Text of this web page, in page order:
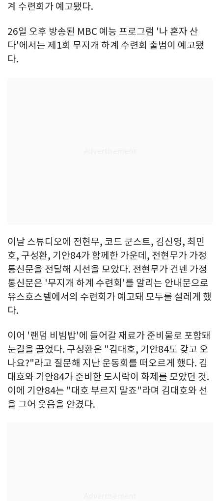
계 수련회가 예고됐다.
26일 오후 방송된 MBC 예능 프로그램 '나 혼자 산
다'에서는 제1회 무지개 하계 수련회 출범이 예고됐
다.
이날 스튜디오에 전현무, 코드 쿤스트, 김신영, 최민
호, 구성환, 기안84가 함께한 가운데, 전현무가 가정
통신문을 전달해 시선을 모았다. 전현무가 건넨 가정
통신문은 '무지개 하계 수련회'를 알리는 안내문으로
유스호스텔에서의 수련회가 예고돼 모두를 설레게 했
다.
이어 '랜덤 비빔밥'에 들어갈 재료가 준비물로 포함돼
눈길을 끌었다. 구성환은 "김대호, 기안84도 갖고 오
나요?"라고 질문해 지난 운동회를 떠오르게 했다. 김
대호와 기안84가 준비한 도시락이 화제를 모았던 것.
이에 기안84는 "대호 부르지 말죠"라며 김대호와 선
을 그어 웃음을 안겼다.